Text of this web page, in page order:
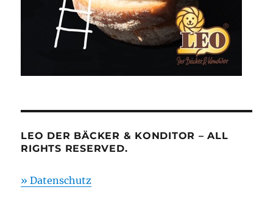
LEO DER BÄCKER & KONDITOR – ALL
RIGHTS RESERVED.
» Datenschutz